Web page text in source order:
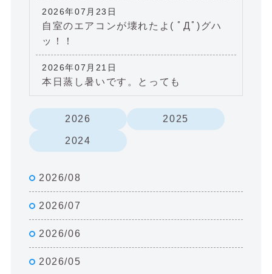
2026年07月23日
自室のエアコンが壊れたよ( ﾟДﾟ)グハ
ッ！！
2026年07月21日
本日蒸し暑いです。とっても
2026 2025
2024
2026/08
2026/07
2026/06
2026/05